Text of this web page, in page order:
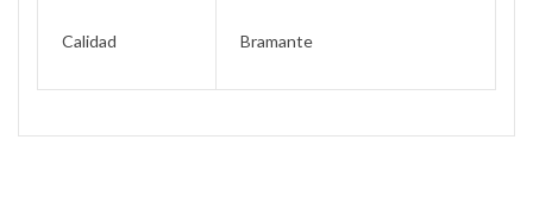
Calidad Bramante